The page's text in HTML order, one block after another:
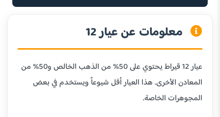
معلومات عن عيار 12
عيار 12 قيراط يحتوي على 50% من الذهب الخالص و50% من
المعادن الأخرى. هذا العيار أقل شيوعاً ويستخدم في بعض
المجوهرات الخاصة.